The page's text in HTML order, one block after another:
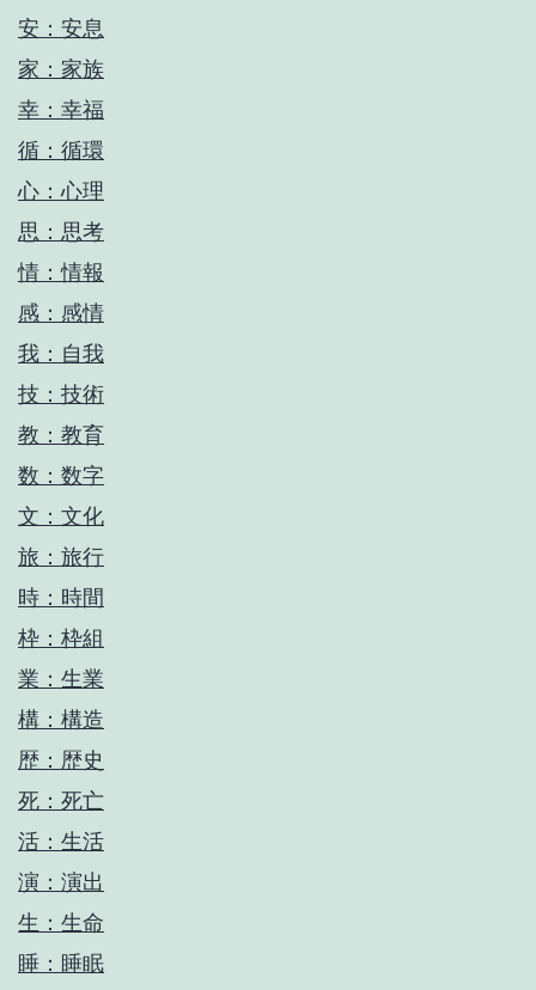
安：安息
家：家族
幸：幸福
循：循環
心：心理
思：思考
情：情報
感：感情
我：自我
技：技術
教：教育
数：数字
文：文化
旅：旅行
時：時間
枠：枠組
業：生業
構：構造
歴：歴史
死：死亡
活：生活
演：演出
生：生命
睡：睡眠